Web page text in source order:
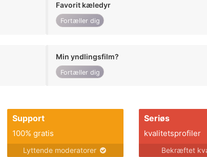
Favorit kæledyr
Fortæller dig
Min yndlingsfilm?
Fortæller dig
Support
100% gratis
Lyttende moderatorer
Seriøs
kvalitetsprofiler
Bekræftet